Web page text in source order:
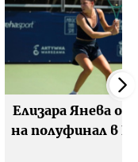
Елизара Янева
на полуфинал в